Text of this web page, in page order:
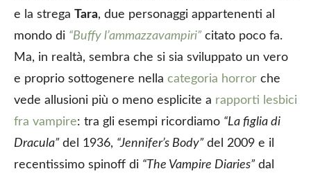
e la strega Tara, due personaggi appartenenti al
mondo di “Buffy l’ammazzavampiri” citato poco fa.
Ma, in realtà, sembra che si sia sviluppato un vero
e proprio sottogenere nella categoria horror che
vede allusioni più o meno esplicite a rapporti lesbici
fra vampire: tra gli esempi ricordiamo “La figlia di
Dracula” del 1936, “Jennifer’s Body” del 2009 e il
recentissimo spinoff di “The Vampire Diaries” dal